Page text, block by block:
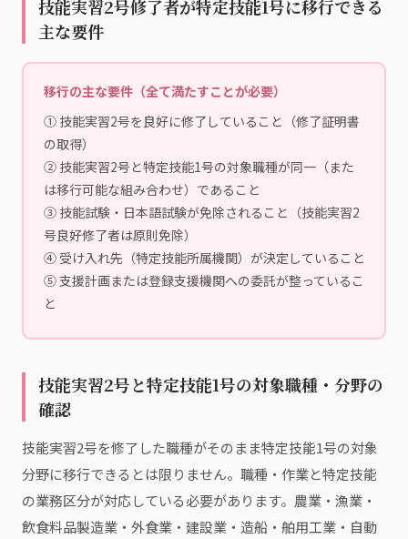
技能実習2号修了者が特定技能1号に移行できる
主な要件
移行の主な要件（全て満たすことが必要）
① 技能実習2号を良好に修了していること（修了証明書
の取得）
② 技能実習2号と特定技能1号の対象職種が同一（また
は移行可能な組み合わせ）であること
③ 技能試験・日本語試験が免除されること（技能実習2
号良好修了者は原則免除）
④ 受け入れ先（特定技能所属機関）が決定していること
⑤ 支援計画または登録支援機関への委託が整っているこ
と
技能実習2号と特定技能1号の対象職種・分野の
確認
技能実習2号を修了した職種がそのまま特定技能1号の対象
分野に移行できるとは限りません。職種・作業と特定技能
の業務区分が対応している必要があります。農業・漁業・
飲食料品製造業・外食業・建設業・造船・舶用工業・自動